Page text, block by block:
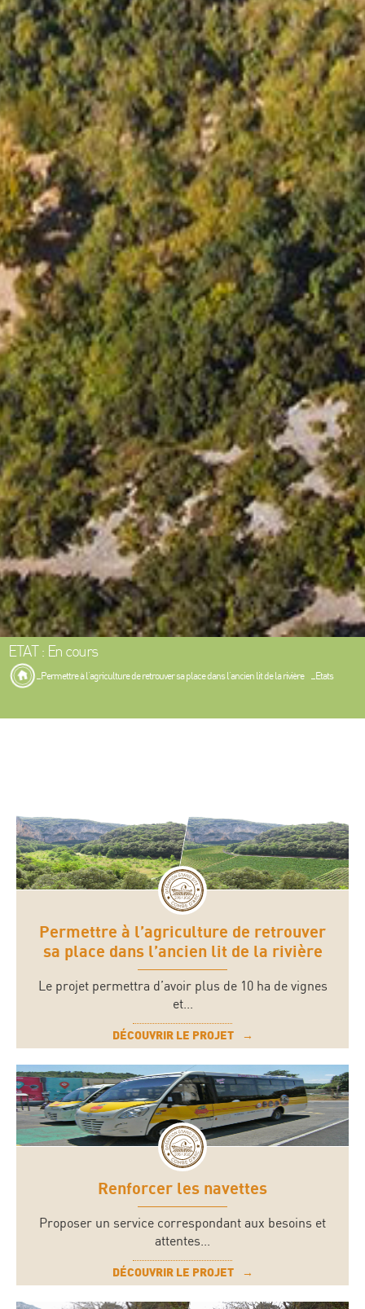
ETAT : En cours
Permettre à l’agriculture de retrouver sa place dans l’ancien lit de la rivière Etats
Permettre à l’agriculture de retrouver
sa place dans l’ancien lit de la rivière
Le projet permettra d’avoir plus de 10 ha de vignes
et...
DÉCOUVRIR LE PROJET
Renforcer les navettes
Proposer un service correspondant aux besoins et
attentes...
DÉCOUVRIR LE PROJET